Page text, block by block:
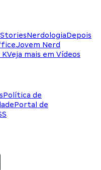
NerdologiaDepois
Jovem Nerd
KVeja mais em Vídeos
Política de
Portal de